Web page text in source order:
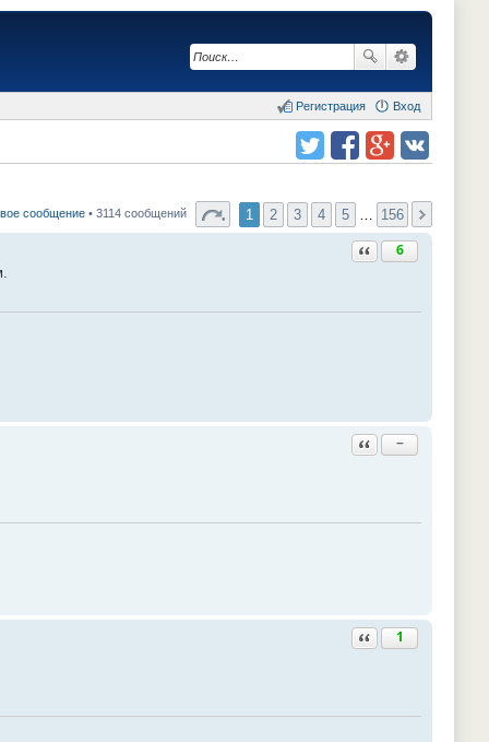
Вход
Регистрация
сообщение • 3114 сообщений 1 2 3 4 5 156
Ответить с цитатой
6
Ответить с цитатой
−
Ответить с цитатой
1